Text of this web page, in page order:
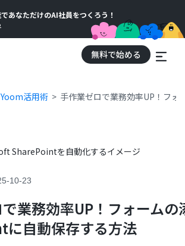
あなただけのAI社員をつくろう！
無料で始める
Yoom活用術 手作業ゼロで業務効率UP！フ
10-23
業務効率UP！フォーム
自動保存する方法